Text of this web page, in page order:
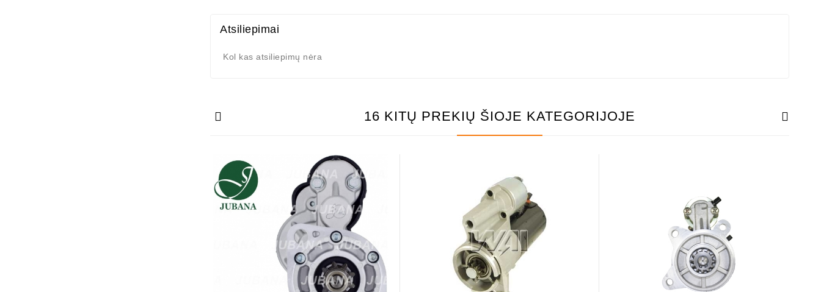
Atsiliepimai
Kol kas atsiliepimų nėra
16 KITŲ PREKIŲ ŠIOJE KATEGORIJOJE